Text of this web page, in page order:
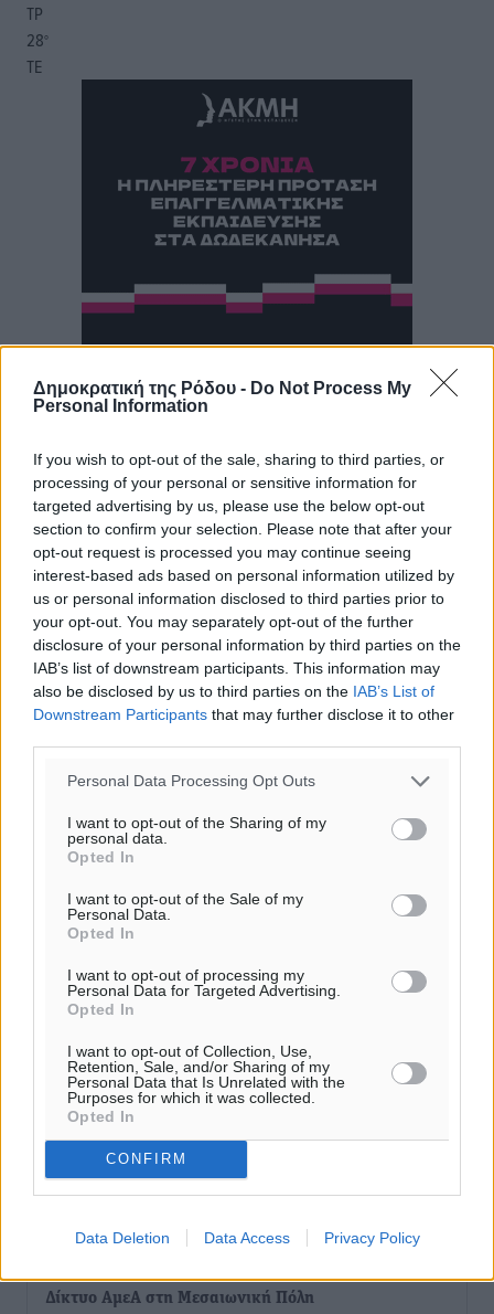
Δημοκρατική της Ρόδου - Do Not Process My
Personal Information
If you wish to opt-out of the sale, sharing to third parties, or
processing of your personal or sensitive information for
targeted advertising by us, please use the below opt-out
section to confirm your selection. Please note that after your
opt-out request is processed you may continue seeing
interest-based ads based on personal information utilized by
us or personal information disclosed to third parties prior to
your opt-out. You may separately opt-out of the further
disclosure of your personal information by third parties on the
IAB’s list of downstream participants. This information may
also be disclosed by us to third parties on the IAB’s List of
Downstream Participants that may further disclose it to other
Personal Data Processing Opt Outs
I want to opt-out of the Sharing of my
personal data.
Opted In
I want to opt-out of the Sale of my
Personal Data.
Opted In
I want to opt-out of processing my
Personal Data for Targeted Advertising.
Opted In
I want to opt-out of Collection, Use,
Retention, Sale, and/or Sharing of my
Personal Data that Is Unrelated with the
Purposes for which it was collected.
Opted In
CONFIRM
Data Deletion Data Access Privacy Policy
ΤΡ
28°
ΤΕ
Η Τουρκία «γκριζάρει» ξανά το Αιγαίο και προκαλεί
με αφορμή το Ειδικό Χωροταξικό Πλαίσιο για τον
Τουρισμό
Τοπικές Ειδήσεις• πριν 5 λεπτά
ακτινοθεραπευτικό κέντρο και νέα μέτρα για τη
στελέχωση
Δίκτυο ΑμεΑ στη Μεσαιωνική Πόλη